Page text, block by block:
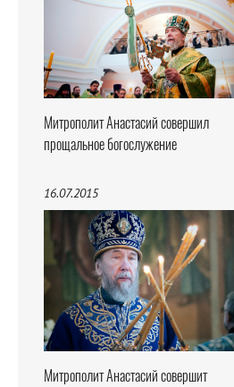
Митрополит Анастасий совершил
прощальное богослужение
16.07.2015
Митрополит Анастасий совершит